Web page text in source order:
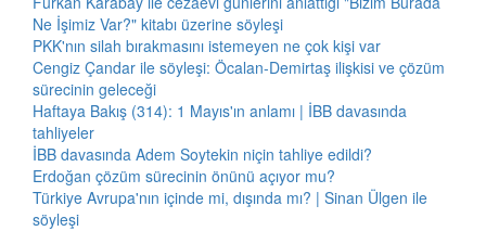
Ne İşimiz Var?" kitabı üzerine söyleşi
PKK'nın silah bırakmasını istemeyen ne çok kişi var
Cengiz Çandar ile söyleşi: Öcalan-Demirtaş ilişkisi ve çözüm
sürecinin geleceği
Haftaya Bakış (314): 1 Mayıs'ın anlamı | İBB davasında
tahliyeler
İBB davasında Adem Soytekin niçin tahliye edildi?
Erdoğan çözüm sürecinin önünü açıyor mu?
Türkiye Avrupa'nın içinde mi, dışında mı? | Sinan Ülgen ile
söyleşi